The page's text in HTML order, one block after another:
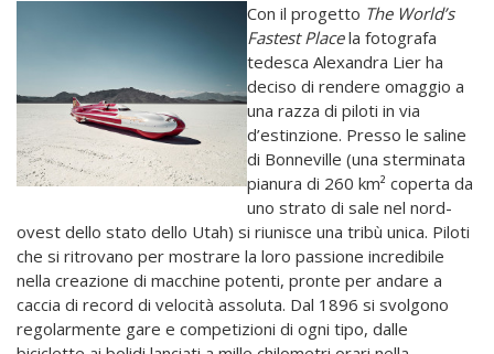
Con il progetto The World’s
Fastest Placela fotografa
tedesca Alexandra Lier ha
deciso di rendere omaggio a
una razza di piloti in via
d’estinzione. Presso le saline
di Bonneville (una sterminata
pianura di 260 km² coperta da
uno strato di sale nel nord-
ovest dello stato dello Utah) si riunisce una tribù unica. Piloti
che si ritrovano per mostrare la loro passione incredibile
nella creazione di macchine potenti, pronte per andare a
caccia di record di velocità assoluta. Dal 1896 si svolgono
regolarmente gare e competizioni di ogni tipo, dalle